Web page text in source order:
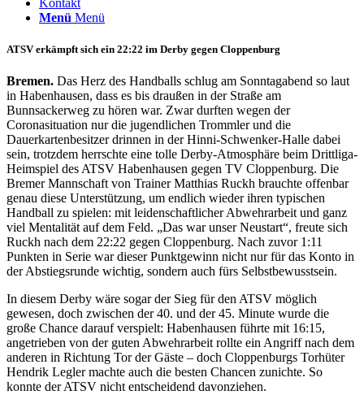
Kontakt
Menü Menü
ATSV erkämpft sich ein 22:22 im Derby gegen Cloppenburg
Bremen. Das Herz des Handballs schlug am Sonntagabend so laut
in Habenhausen, dass es bis draußen in der Straße am
Bunnsackerweg zu hören war. Zwar durften wegen der
Coronasituation nur die jugendlichen Trommler und die
Dauerkartenbesitzer drinnen in der Hinni-Schwenker-Halle dabei
sein, trotzdem herrschte eine tolle Derby-Atmosphäre beim Drittliga-
Heimspiel des ATSV Habenhausen gegen TV Cloppenburg. Die
Bremer Mannschaft von Trainer Matthias Ruckh brauchte offenbar
genau diese Unterstützung, um endlich wieder ihren typischen
Handball zu spielen: mit leidenschaftlicher Abwehrarbeit und ganz
viel Mentalität auf dem Feld. „Das war unser Neustart“, freute sich
Ruckh nach dem 22:22 gegen Cloppenburg. Nach zuvor 1:11
Punkten in Serie war dieser Punktgewinn nicht nur für das Konto in
der Abstiegsrunde wichtig, sondern auch fürs Selbstbewusstsein.
In diesem Derby wäre sogar der Sieg für den ATSV möglich
gewesen, doch zwischen der 40. und der 45. Minute wurde die
große Chance darauf verspielt: Habenhausen führte mit 16:15,
angetrieben von der guten Abwehrarbeit rollte ein Angriff nach dem
anderen in Richtung Tor der Gäste – doch Cloppenburgs Torhüter
Hendrik Legler machte auch die besten Chancen zunichte. So
konnte der ATSV nicht entscheidend davonziehen.